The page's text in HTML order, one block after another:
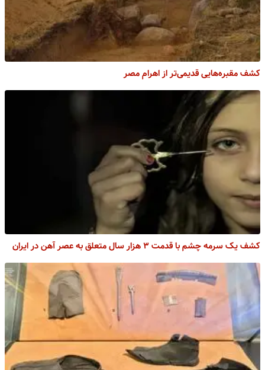
کشف مقبره‌هایی قدیمی‌تر از اهرام مصر
کشف یک سرمه چشم با قدمت ۳ هزار سال متعلق به عصر آهن در ایران